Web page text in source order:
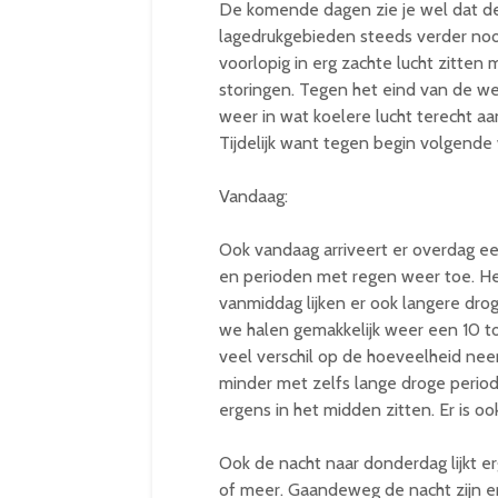
De komende dagen zie je wel dat
lagedrukgebieden steeds verder
voorlopig in erg zachte lucht zitten
storingen. Tegen het eind van de
weer in wat koelere lucht terecht
Tijdelijk want tegen begin
Vandaag:
Ook vandaag arriveert er overdag
en perioden met regen weer toe.
vanmiddag lijken er ook langere
we halen gemakkelijk weer een 10
veel verschil op de hoeveelheid
minder met zelfs lange droge
ergens in het midden zitten. Er is
Ook de nacht naar donderdag lijkt
of meer. Gaandeweg de nacht zijn